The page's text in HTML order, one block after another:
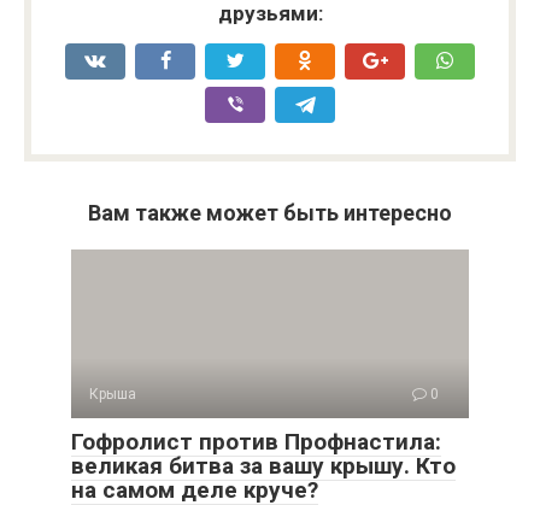
друзьями:
Вам также может быть интересно
Крыша 0
Гофролист против Профнастила:
великая битва за вашу крышу. Кто
на самом деле круче?